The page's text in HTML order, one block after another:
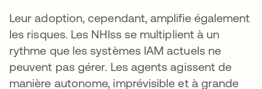
Leur adoption, cependant, amplifie également
les risques. Les NHIss se multiplient à un
rythme que les systèmes IAM actuels ne
peuvent pas gérer. Les agents agissent de
manière autonome, imprévisible et à grande